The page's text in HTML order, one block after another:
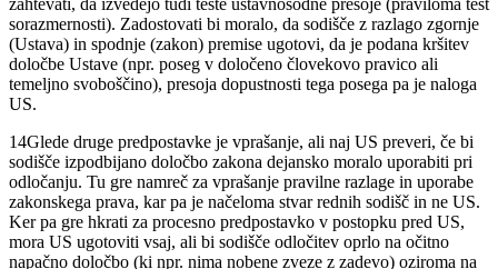
sorazmernosti). Zadostovati bi moralo, da sodišče z razlago zgornje
(Ustava) in spodnje (zakon) premise ugotovi, da je podana kršitev
določbe Ustave (npr. poseg v določeno človekovo pravico ali
temeljno svoboščino), presoja dopustnosti tega posega pa je naloga
US.
14Glede druge predpostavke je vprašanje, ali naj US preveri, če bi
sodišče izpodbijano določbo zakona dejansko moralo uporabiti pri
odločanju. Tu gre namreč za vprašanje pravilne razlage in uporabe
zakonskega prava, kar pa je načeloma stvar rednih sodišč in ne US.
Ker pa gre hkrati za procesno predpostavko v postopku pred US,
mora US ugotoviti vsaj, ali bi sodišče odločitev oprlo na očitno
napačno določbo (ki npr. nima nobene zveze z zadevo) oziroma na